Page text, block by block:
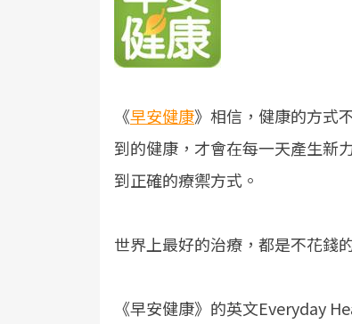
《早安健康》相信，健康的方式
到的健康，才會在每一天產生新
到正確的療禦方式。
世界上最好的治療，都是不花錢
《早安健康》的英文Everyday